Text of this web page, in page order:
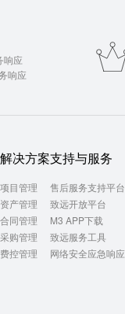
响应
响应
解决方案
项目管理
资产管理
合同管理
采购管理
费控管理
支持与服务
售后服务支持平台
致远开放平台
M3 APP下载
致远服务工具
网络安全应急响应